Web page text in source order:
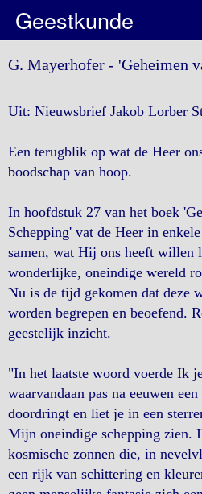
Geestkunde
G. Mayerhofer - 'Geheimen
Uit: Nieuwsbrief Jakob Lorber
Een terugblik op wat de Heer
boodschap van hoop.
In hoofdstuk 27 van het boek
Schepping' vat de Heer in
samen, wat Hij ons heeft willen
wonderlijke, oneindige wereld
Nu is de tijd gekomen dat deze
worden begrepen en beoefend.
geestelijk inzicht.
"In het laatste woord voerde Ik
waarvandaan pas na eeuwen
doordringt en liet je in een
Mijn oneindige schepping zien.
kosmische zonnen die, in
een rijk van schittering en